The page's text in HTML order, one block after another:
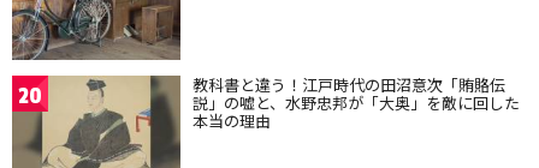
20 教科書と違う！江戸時代の田沼意次「賄賂伝
説」の嘘と、水野忠邦が「大奥」を敵に回した
本当の理由